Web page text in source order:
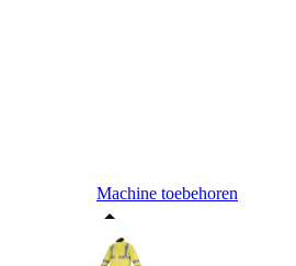
Machine toebehoren